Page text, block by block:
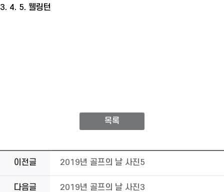
3. 4. 5. 웰링턴
목록
이전글 2019년 골프의 날 사진5
다음글 2019년 골프의 날 사진3